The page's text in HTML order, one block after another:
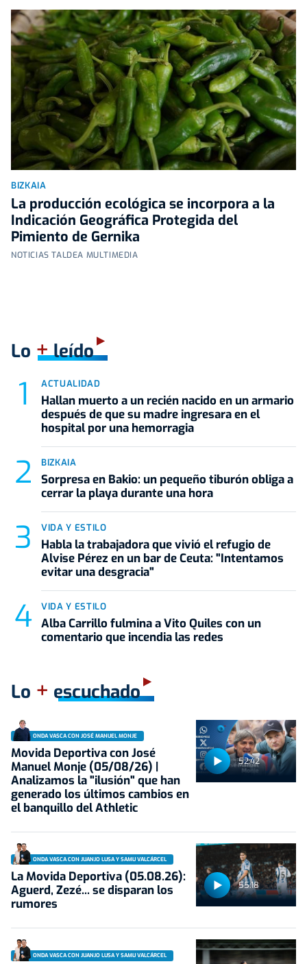
BIZKAIA
La producción ecológica se incorpora a la
Indicación Geográfica Protegida del
Pimiento de Gernika
NOTICIAS TALDEA MULTIMEDIA
Lo +leído
ACTUALIDAD
Hallan muerto a un recién nacido en un armario
después de que su madre ingresara en el
hospital por una hemorragia
BIZKAIA
Sorpresa en Bakio: un pequeño tiburón obliga a
cerrar la playa durante una hora
VIDA Y ESTILO
Habla la trabajadora que vivió el refugio de
Alvise Pérez en un bar de Ceuta: "Intentamos
evitar una desgracia"
VIDA Y ESTILO
Alba Carrillo fulmina a Vito Quiles con un
comentario que incendia las redes
Lo + escuchado
52:42
ONDA VASCA CON JOSÉ MANUEL MONJE
Movida Deportiva con José
Manuel Monje (05/08/26) |
Analizamos la "ilusión" que han
generado los últimos cambios en
el banquillo del Athletic
55:18
ONDA VASCA CON JUANJO LUSA Y SAMU VALCÁRCEL
La Movida Deportiva (05.08.26):
Aguerd, Zezé... se disparan los
rumores
ONDA VASCA CON JUANJO LUSA Y SAMU VALCÁRCEL